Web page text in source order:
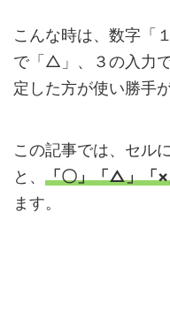
こんな時は、数字「
で「△」、３の入力
定した方が使い勝手
この記事では、セルに
と、 「〇」「△」「×
ます。